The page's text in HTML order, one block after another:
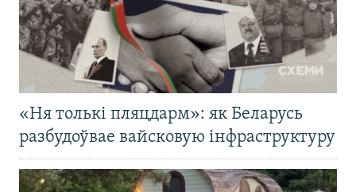
«Ня толькі пляцдарм»: як Беларусь
разбудоўвае вайсковую інфраструктуру